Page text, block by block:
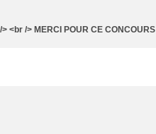
<br /> MERCI POUR CE CONCOURS